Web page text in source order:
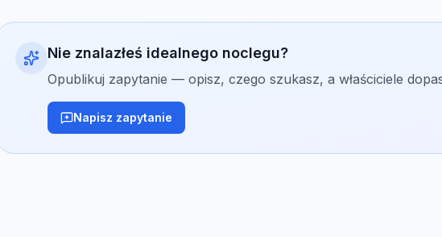
Nie znalazłeś idealnego noclegu?
Opublikuj zapytanie — opisz, czego szukasz, a właściciele
Napisz zapytanie